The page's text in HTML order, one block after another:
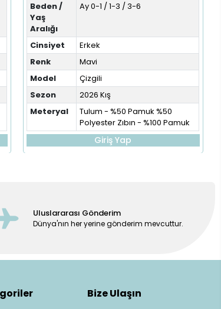
Beden /
Yaş
Aralığı
Ay 0-1 / 1-3 / 3-6
Cinsiyet
Erkek
Renk
Mavi
Model
Çizgili
Sezon
2026 Kış
Meteryal
Tulum - %50 Pamuk %50
Polyester Zıbın - %100 Pamuk
Giriş Yap
Uluslararası Gönderim
Dünya'nın her yerine gönderim mevcuttur.
Bize Ulaşın